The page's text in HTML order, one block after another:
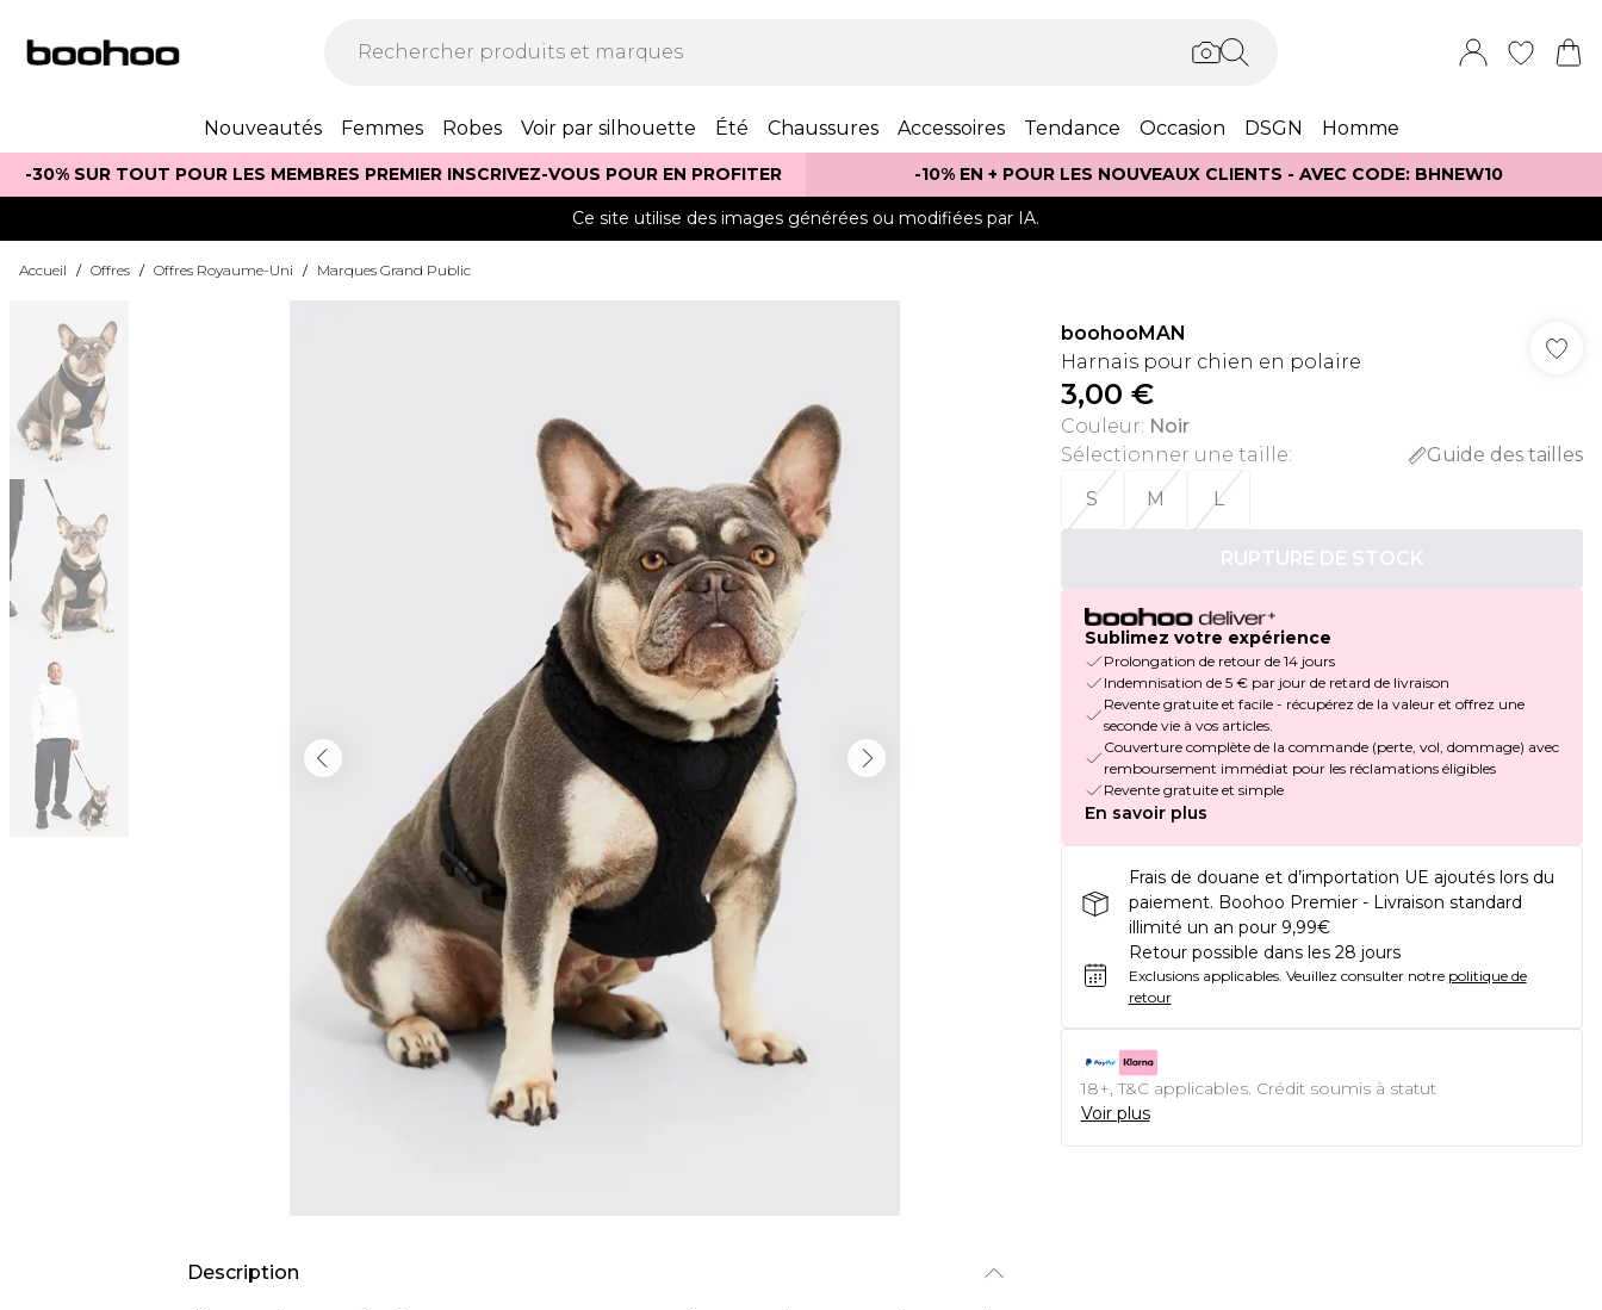
Nouveautés Femmes Robes Voir par silhouette Été Chaussures Accessoires Tendance Occasion DSGN Homme
-30% SUR TOUT POUR LES MEMBRES PREMIER INSCRIVEZ-VOUS POUR EN PROFITER -10% EN + POUR LES NOUVEAUX CLIENTS - AVEC CODE: BHNEW10
Ce site utilise des images générées ou modifiées par IA.
Accueil / Offres / Offres Royaume-Uni / Marques Grand Public
Description
boohooMAN
Harnais pour chien en polaire
3,00 €
Couleur: Noir
Sélectionner une taille:
Guide des tailles
S
M L
RUPTURE DE STOCK
Sublimez votre expérience
Prolongation de retour de 14 jours
Indemnisation de 5 € par jour de retard de livraison
Revente gratuite et facile - récupérez de la valeur et offrez une
seconde vie à vos articles.
Couverture complète de la commande (perte, vol, dommage) avec
remboursement immédiat pour les réclamations éligibles
Revente gratuite et simple
En savoir plus
Frais de douane et d’importation UE ajoutés lors du
paiement. Boohoo Premier - Livraison standard
illimité un an pour 9,99€
Retour possible dans les 28 jours
Exclusions applicables. Veuillez consulter notre politique de
retour
18+, T&C applicables. Crédit soumis à statut
Voir plus